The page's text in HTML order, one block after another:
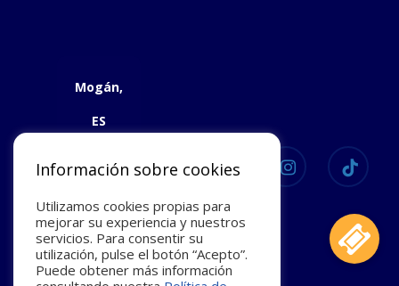
Mogán,
ES
21
°C
Algo
De
instagram tiktok
Información sobre cookies
Utilizamos cookies propias para
mejorar su experiencia y nuestros
servicios. Para consentir su
utilización, pulse el botón “Acepto”.
Puede obtener más información